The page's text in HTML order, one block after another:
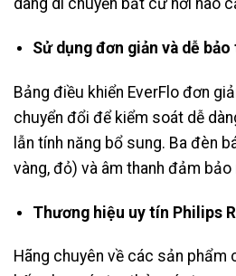
dàng di chuyển bất cứ nơi nào
Sử dụng đơn giản và dễ bảo
Bảng điều khiển EverFlo đơn
chuyển đổi để kiểm soát dễ
lẫn tính năng bổ sung. Ba đèn
vàng, đỏ) và âm thanh đảm
Thương hiệu uy tín Philips
Hãng chuyên về các sản